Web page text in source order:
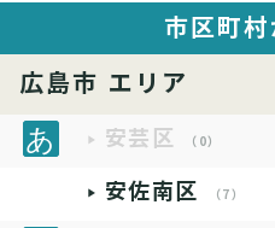
市区町
広島市 エリア
安芸区 （0）
安佐南区 （7）